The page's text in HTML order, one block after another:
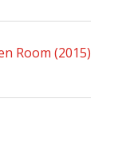
Room (2015)